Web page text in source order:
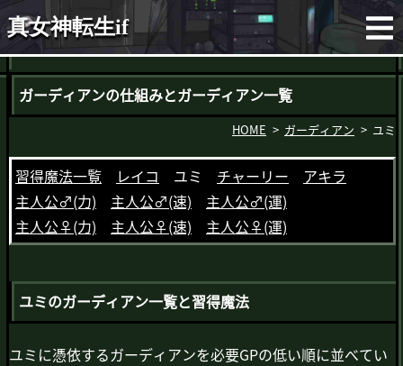
真女神転生if
ガーディアンの仕組みとガーディアン一覧
HOME ガーディアン ユミ
習得魔法一覧 レイコ ユミ チャーリー
アキラ
主人公♂(力)
主人公♂(速)
主人公♂(運)
主人公♀(力)
主人公♀(速) 主人公♀(運)
ユミのガーディアン一覧と習得魔法
ユミに憑依するガーディアンを必要GPの低い順に並べてい